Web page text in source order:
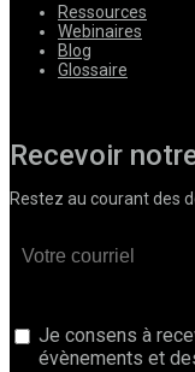
Ressources
Webinaires
Blog
Glossaire
Recevoir
Restez au courant des
Je consens à
évènements et